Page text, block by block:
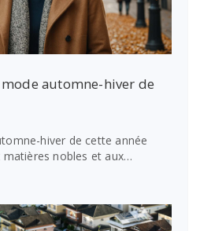
automne-hiver de
hiver de cette année
nobles et aux…